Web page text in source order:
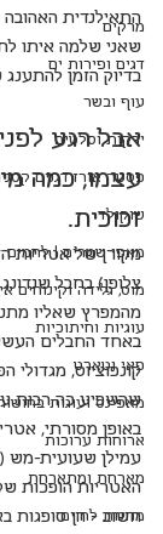
מרקים
דגים ופירות ים
עוף ובשר
ירקות וסלטים
פסטה אורז דגנים
שוקולד
מאפי שמרים | לחמים
מוס, גלידה וקינוחים
עוגיות וחיתוכיות
פאי וטארט
מאפינס ועוגות
ארוחות ערוכות
מארחת ומתארחת
מתנות לחיים
התאילנדית
שאני שלמה איתו
בדיוק הזמן
אבל רגע
עצמו, כמה
זכוכית.
מקורן של אטריות
צלופן) בחבל
מהמפרץ שאליו
באחד החבלים
קונפוציוס, מגדולי
שהשפיע כה רבות
באופן מסורתי,
עמילן שעועית-מש
האטריות הופכות
חשוב - הן סופגות